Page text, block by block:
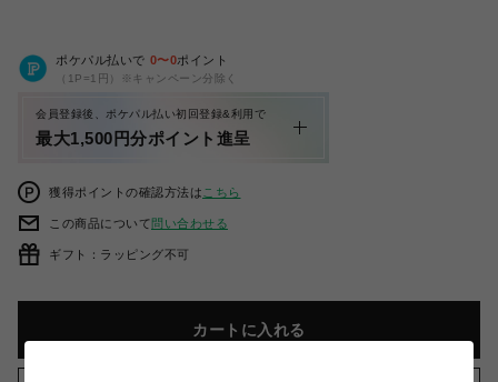
ポケパル払いで 0〜0ポイント
（1P=1円）※キャンペーン分除く
会員登録後、ポケパル払い初回登録&利用で
最大1,500円分ポイント進呈
獲得ポイントの確認方法は こちら
この商品について問い合わせる
ギフト：ラッピング不可
カートに入れる